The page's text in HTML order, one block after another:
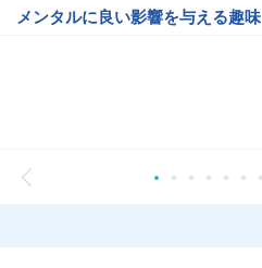
メンタルに良い影響を与える趣味